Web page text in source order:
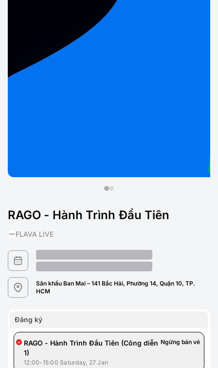
RAGO - Hành Trình Đầu Tiên
FLAVA LIVE
Sân khấu Ban Mai – 141 Bắc Hải, Phường 14, Quận 10, TP.
HCM
Đăng ký
RAGO - Hành Trình Đầu Tiên (Công diễn
1)
Ngừng bán vé
12:00-15:00 Saturday, 27 Jan